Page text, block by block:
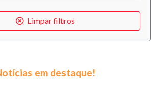
Limpar filtros
em destaque!